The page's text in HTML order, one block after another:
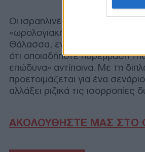
Οι ισραηλινές στρατιωτικές
«ωρολογιακή βόμβα» που
Θάλασσα, ενώ τονίζουν πως
ότι οποιαδήποτε παρέμβαση
επώδυνα» αντίποινα. Με τη
προετοιμάζεται για ένα
αλλάξει ριζικά τις ισορροπίες
ΑΚΟΛΟΥΘΗΣΤΕ ΜΑΣ ΣΤΟ